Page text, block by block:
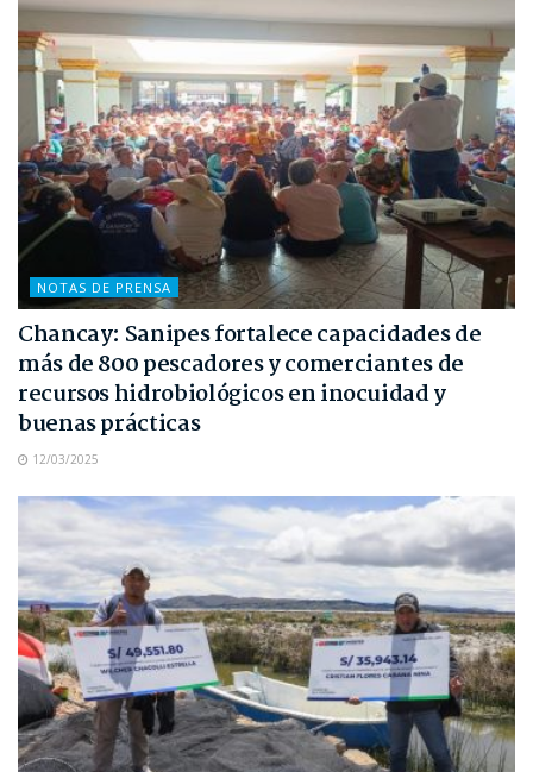
NOTAS DE PRENSA
Chancay: Sanipes fortalece capacidades de
más de 800 pescadores y comerciantes de
recursos hidrobiológicos en inocuidad y
buenas prácticas
12/03/2025